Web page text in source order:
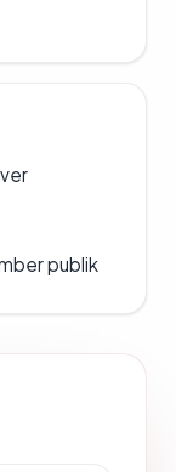
publik